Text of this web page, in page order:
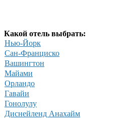
Какой отель выбрать:
Нью-Йорк
Сан-Франциско
Вашингтон
Майами
Орландо
Гавайи
Гонолулу
Диснейленд Анахайм